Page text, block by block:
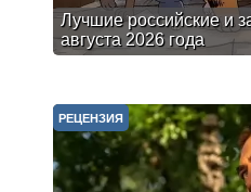
Лучшие российские и
августа 2026 года
РЕЦЕНЗИЯ